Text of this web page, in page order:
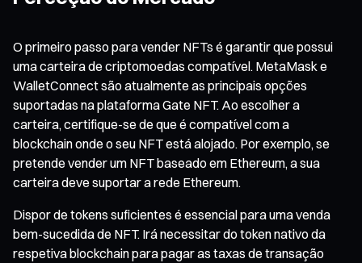
O primeiro passo para vender NFTs é garantir que possui
uma carteira de criptomoedas compatível. MetaMask e
WalletConnect são atualmente as principais opções
suportadas na plataforma Gate NFT. Ao escolher a
carteira, certifique-se de que é compatível com a
blockchain onde o seu NFT está alojado. Por exemplo, se
pretende vender um NFT baseado em Ethereum, a sua
carteira deve suportar a rede Ethereum.
Dispor de tokens suficientes é essencial para uma venda
bem-sucedida de NFT. Irá necessitar do token nativo da
respetiva blockchain para pagar as taxas de transação